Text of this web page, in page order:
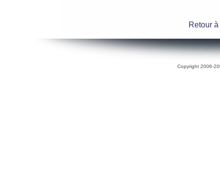
Retour
Copyright 2006-